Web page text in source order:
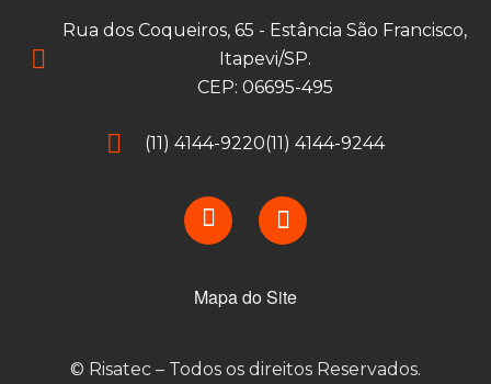
Rua dos Coqueiros, 65 - Estância São Francisco,
Itapevi/SP.
CEP: 06695-495
(11) 4144-9220(11) 4144-9244
Mapa do Site
© Risatec – Todos os direitos Reservados.